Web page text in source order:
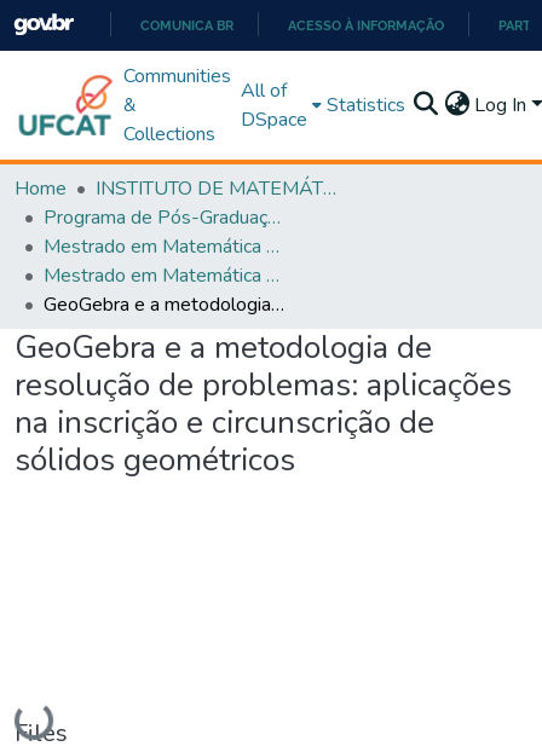
PARA
O
COMUNICA BR ACESSO À INFORMAÇÃO
Communities
&
Collections
All of
DSpace
Statistics Log In
Home
INSTITUTO DE MATEMÁTICA E TECNOLOGIA
Programa de Pós-Graduação em Matemática (PROFMAT)
Mestrado em Matemática em Rede Nacional - PROFMAT
Mestrado em Matemática em Rede Nacional - PROFMAT
GeoGebra e a metodologia de resolução de problemas: aplicações na inscrição e circunscrição de sólidos geométricos
GeoGebra e a metodologia de
resolução de problemas: aplicações
na inscrição e circunscrição de
sólidos geométricos
Loading...
Files